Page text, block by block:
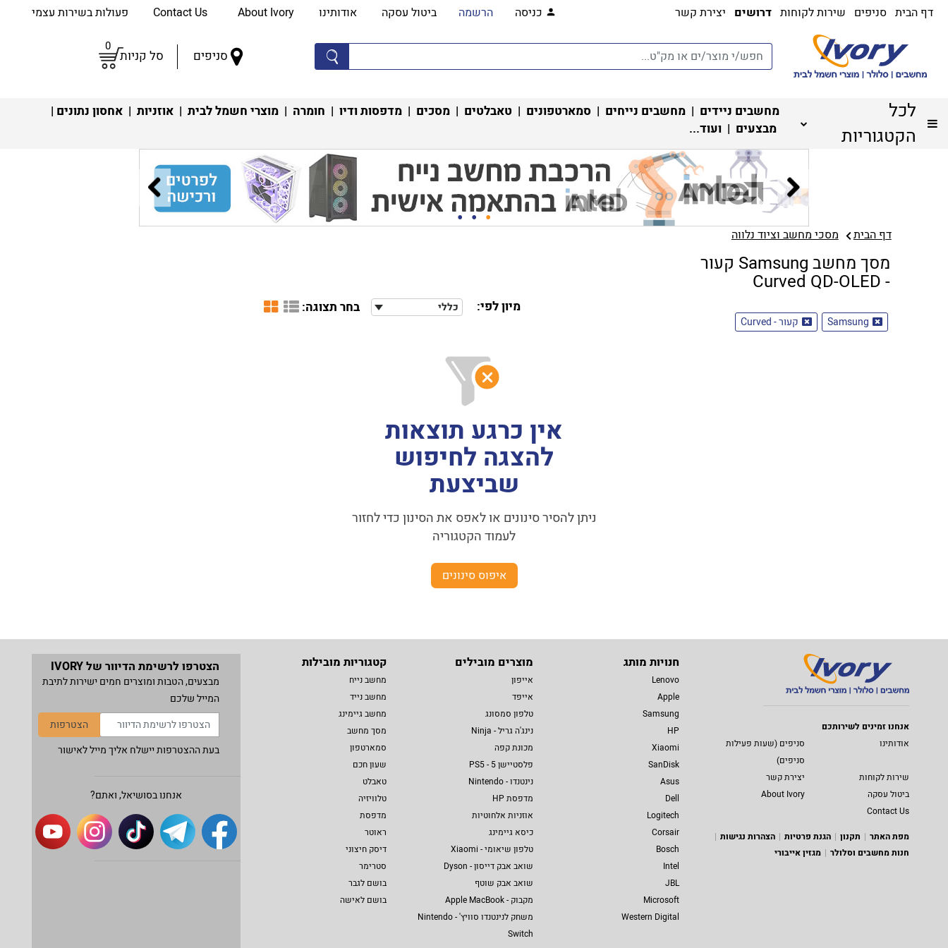
דף הבית סניפים שירות לקוחות דרושים יצירת קשר כניסה הרשמה ביטול עסקה אודותינו About Ivory פעולות בשירות עצמי
סניפים סל קניות
0
לכל
הקטגוריות
מחשבים ניידים | מחשבים נייחים | סמארטפונים | טאבלטים | מסכים | מדפסות ודיו | חומרה | מוצרי חשמל לבית | אוזניות | אחסון נתונים |
מבצעים | ועוד...
דף הבית מסכי מחשב וציוד נלווה
מסך מחשב Samsung קעור
- Curved QD-OLED
מיון לפי: כללי בחר תצוגה:
Samsung קעור - Curved
אין כרגע תוצאות
להצגה לחיפוש
שביצעת
ניתן להסיר סינונים או לאפס את הסינון כדי לחזור
לעמוד הקטגוריה
איפוס סינונים
אנחנו זמינים לשירותכם
אודותינו
סניפים (שעות פעילות
סניפים)
שירות לקוחות
יצירת קשר
ביטול עסקה
About Ivory
Contact Us
מפת האתר
תקנון הגנת פרטיות
הצהרות נגישות
חנות מחשבים וסלולר
מגזין אייבורי
חנויות מותג
Lenovo
Apple
Samsung
HP
Xiaomi
SanDisk
Asus
Dell
Logitech
Corsair
Bosch
Intel
JBL
Microsoft
Western Digital
מוצרים מובילים
אייפון
אייפד
טלפון סמסונג
נינג'ה גריל - Ninja
מכונת קפה
פלסטיישן 5 - PS5
נינטנדו - Nintendo
מדפסת HP
אוזניות אלחוטיות
כיסא גיימינג
טלפון שיאומי - Xiaomi
שואב אבק דייסון - Dyson
שואב אבק שוטף
מקבוק - Apple MacBook
משחק לנינטנדו סוויץ' - Nintendo
Switch
קטגוריות מובילות
מחשב נייח
מחשב נייד
מחשב גיימינג
מסך מחשב
סמארטפון
שעון חכם
טאבלט
טלוויזיה
מדפסת
ראוטר
דיסק חיצוני
סטרימר
בושם לגבר
בושם לאישה
הצטרפו לרשימת הדיוור של IVORY
מבצעים, הטבות ומוצרים חמים ישירות לתיבת
המייל שלכם
הצטרפות
בעת ההצטרפות יישלח אליך מייל לאישור
אנחנו בסושיאל, ואתם?